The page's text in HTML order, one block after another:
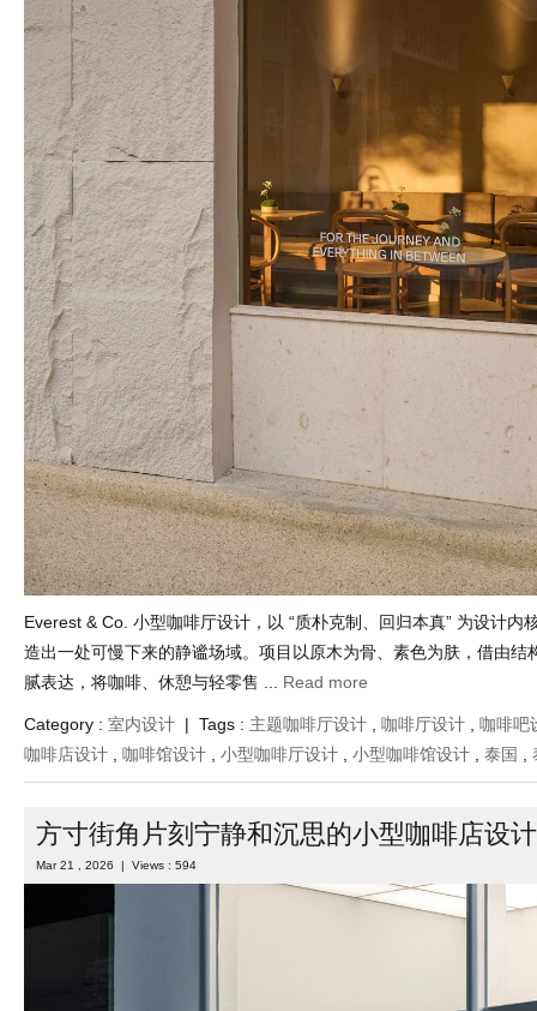
Everest & Co. 小型咖啡厅设计，以 “质朴克制、回归本真” 为设计内
造出一处可慢下来的静谧场域。项目以原木为骨、素色为肤，借由结
腻表达，将咖啡、休憩与轻零售 ... Read more
Category : 室内设计 | Tags : 主题咖啡厅设计 咖啡厅设计
咖啡吧
咖啡店设计
咖啡馆设计 小型咖啡厅设计 小型咖啡馆设计 泰国
方寸街角片刻宁静和沉思的小型咖啡店设计
Mar 21 , 2026 | Views : 594